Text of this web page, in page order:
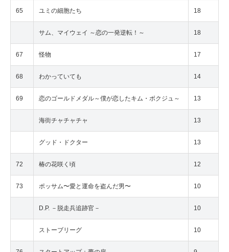
65 ユミの細胞たち 18
サム、マイウェイ ～恋の一発逆転！～ 18
67 怪物 17
68 わかっていても 14
69 恋のゴールドメダル～僕が恋したキム・ボクジュ～ 13
海街チャチャチャ 13
グッド・ドクター 13
72 椿の花咲く頃 12
73 ポッサム〜愛と運命を盗んだ男〜 10
D.P. －脱走兵追跡官－ 10
ストーブリーグ 10